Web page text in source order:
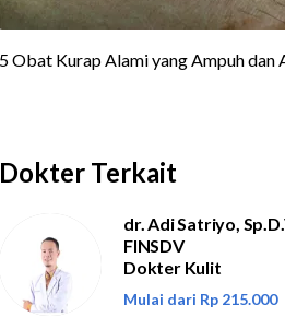
Dokter Terkait